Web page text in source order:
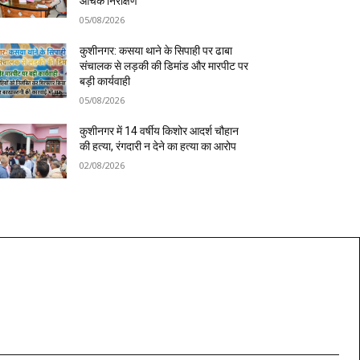
05/08/2026
कुशीनगर: कसया थाने के सिपाही पर ढाबा
संचालक से लड़की की डिमांड और मारपीट पर
बड़ी कार्यवाही
05/08/2026
कुशीनगर में 14 वर्षीय किशोर आदर्श चौहान
की हत्या, रंगदारी न देने का हत्या का आरोप
02/08/2026